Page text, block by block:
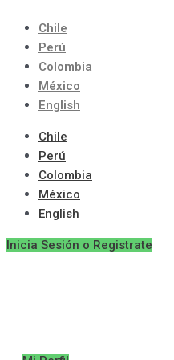
contenido
Chile
Perú
Colombia
México
English
Chile
Perú
Colombia
México
English
Inicia Sesión o Registrate